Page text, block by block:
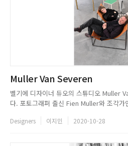
Muller Van Severen
벨기에 디자이너 듀오의 스튜디오 Muller
다. 포토그래퍼 출신 Fien Muller와 조각
계를 탐구하며, 기능성에 관해 창의적이면
Designers 이지민 2020-10-28